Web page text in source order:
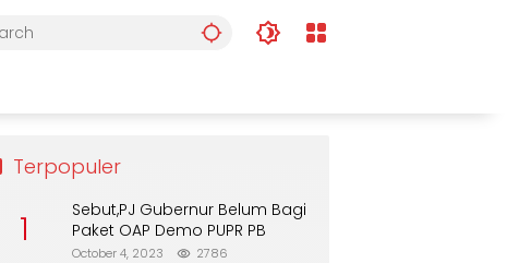
Terpopuler
1
Sebut,PJ Gubernur Belum Bagi
Paket OAP Demo PUPR PB
October 4, 2023 2786